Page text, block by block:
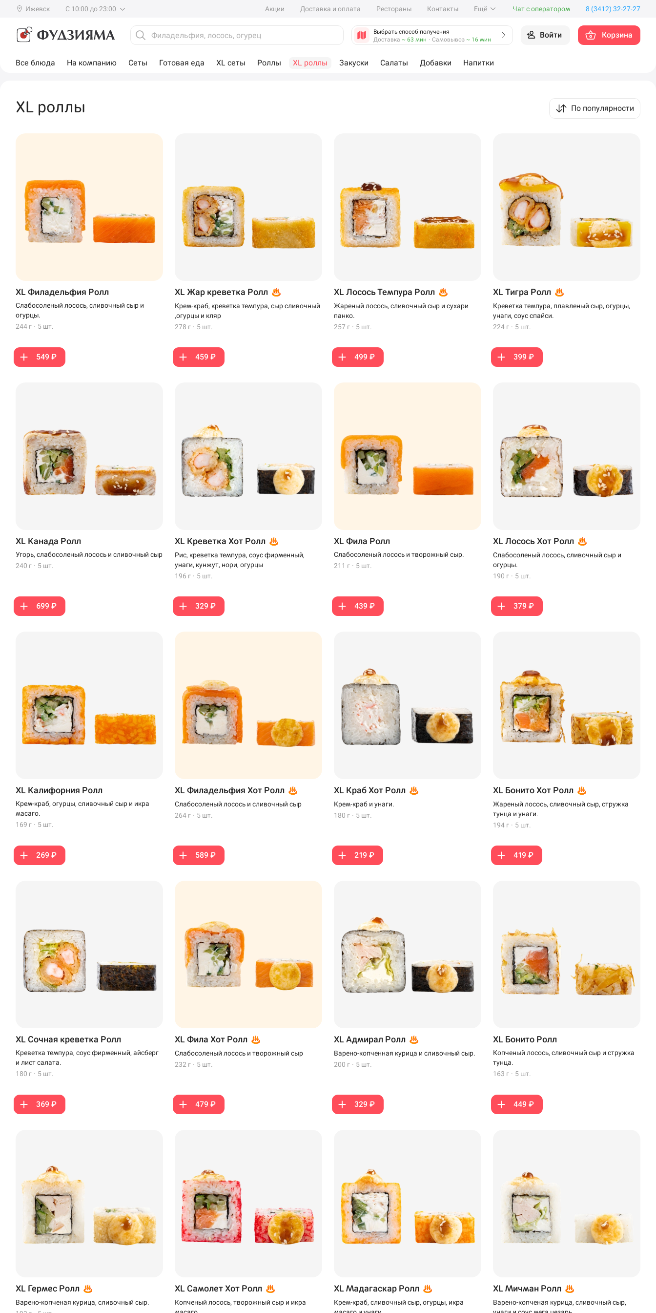
Ижевск С 10:00 до 23:00 Акции Доставка и оплата Рестораны Контакты Ещё Чат с оператором 8 (3412) 32-27-27
Выбрать способ получения
Доставка ~ 63 мин · Самовывоз ~ 16 мин Войти Корзина
Все блюда На компанию Сеты Готовая еда XL сеты Роллы XL роллы Закуски Салаты Добавки Напитки
XL роллы По популярности
XL Филадельфия Ролл
Слабосоленый лосось, сливочный сыр и
огурцы.
244 г · 5 шт.
549 ₽
XL Жар креветка Ролл
Крем-краб, креветка темпура, сыр сливочный
,огурцы и кляр
278 г · 5 шт.
459 ₽
XL Лосось Темпура Ролл
Жареный лосось, сливочный сыр и сухари
панко.
257 г · 5 шт.
499 ₽
XL Тигра Ролл
Креветка темпура, плавленый сыр, огурцы,
унаги, соус спайси.
224 г · 5 шт.
399 ₽
XL Канада Ролл
Угорь, слабосоленый лосось и сливочный сыр
240 г · 5 шт.
699 ₽
XL Креветка Хот Ролл
Рис, креветка темпура, соус фирменный,
унаги, кунжут, нори, огурцы
196 г · 5 шт.
329 ₽
XL Фила Ролл
Слабосоленый лосось и творожный сыр.
211 г · 5 шт.
439 ₽
XL Лосось Хот Ролл
Слабосоленый лосось, сливочный сыр и
огурцы.
190 г · 5 шт.
379 ₽
XL Калифорния Ролл
Крем-краб, огурцы, сливочный сыр и икра
масаго.
169 г · 5 шт.
269 ₽
XL Филадельфия Хот Ролл
Слабосоленый лосось и сливочный сыр
264 г · 5 шт.
589 ₽
XL Краб Хот Ролл
Крем-краб и унаги.
180 г · 5 шт.
219 ₽
XL Бонито Хот Ролл
Жареный лосось, сливочный сыр, стружка
тунца и унаги.
194 г · 5 шт.
419 ₽
XL Сочная креветка Ролл
Креветка темпура, соус фирменный, айсберг
и лист салата.
180 г · 5 шт.
369 ₽
XL Фила Хот Ролл
Слабосоленый лосось и творожный сыр
232 г · 5 шт.
479 ₽
XL Адмирал Ролл
Варено-копченная курица и сливочный сыр.
200 г · 5 шт.
329 ₽
XL Бонито Ролл
Копченый лосось, сливочный сыр и стружка
тунца.
163 г · 5 шт.
449 ₽
XL Гермес Ролл
Варено-копченая курица, сливочный сыр.
XL Самолет Хот Ролл
Копченый лосось, творожный сыр и икра
XL Мадагаскар Ролл
Крем-краб, сливочный сыр, огурцы, икра
XL Мичман Ролл
Варено-копченая курица, сливочный сыр,
Уренгой
Доставка Самовывоз